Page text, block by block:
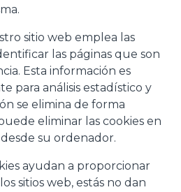
sitio web emplea las
las páginas que son
Esta información es
para análisis estadístico y
se elimina de forma
eliminar las cookies en
su ordenador.
ayudan a proporcionar
sitios web, estás no dan